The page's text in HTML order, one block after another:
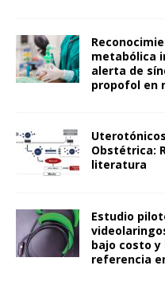
metabólica
alerta de
propofol en
Obstétrica:
literatura
Estudio
bajo costo y
referencia